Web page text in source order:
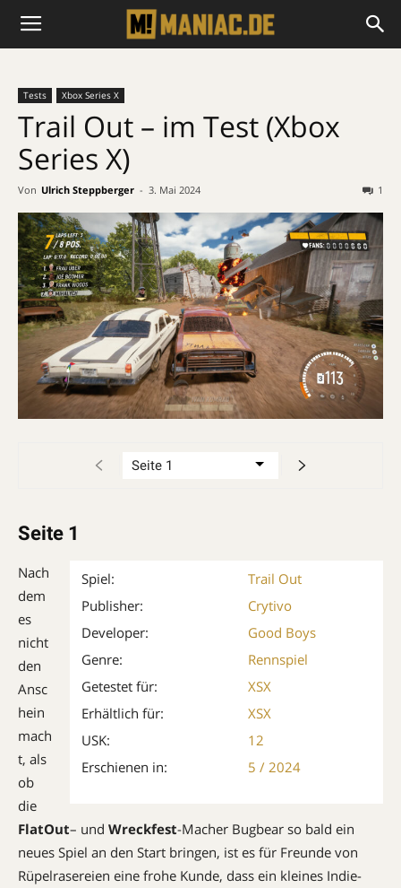
Tests Xbox Series X
Trail Out – im Test (Xbox
Series X)
Von Ulrich Steppberger - 3. Mai 2024 1
Seite 1
Spiel:
Trail Out
Publisher:
Crytivo
Developer:
Good Boys
Genre:
Rennspiel
Getestet für:
XSX
Erhältlich für:
XSX
USK:
12
Erschienen in:
5 / 2024
Nach
dem
es
nicht
den
Ansc
hein
mach
t, als
ob
die
FlatOut– und Wreckfest-Macher Bugbear so bald ein
neues Spiel an den Start bringen, ist es für Freunde von
Rüpelrasereien eine frohe Kunde, dass ein kleines Indie-